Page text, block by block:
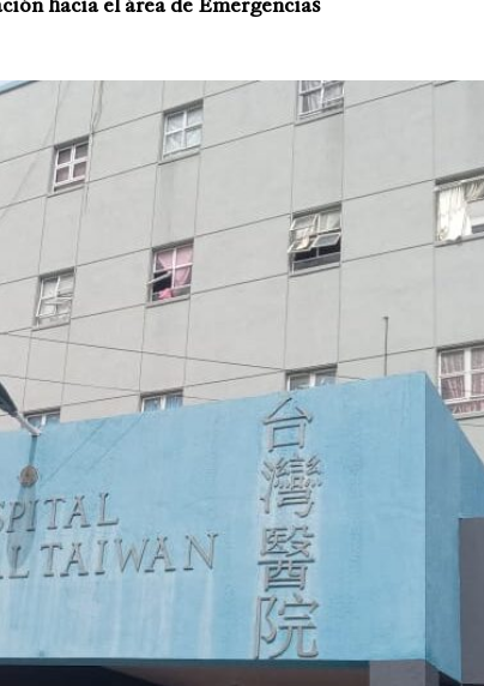
hacia el área de Emergencias